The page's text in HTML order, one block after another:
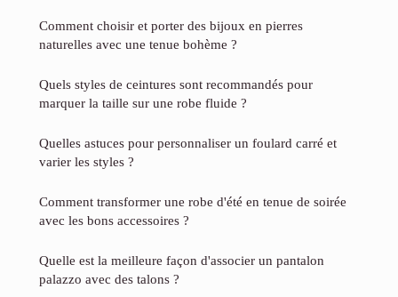
Comment choisir et porter des bijoux en pierres
naturelles avec une tenue bohème ?
Quels styles de ceintures sont recommandés pour
marquer la taille sur une robe fluide ?
Quelles astuces pour personnaliser un foulard carré et
varier les styles ?
Comment transformer une robe d'été en tenue de soirée
avec les bons accessoires ?
Quelle est la meilleure façon d'associer un pantalon
palazzo avec des talons ?